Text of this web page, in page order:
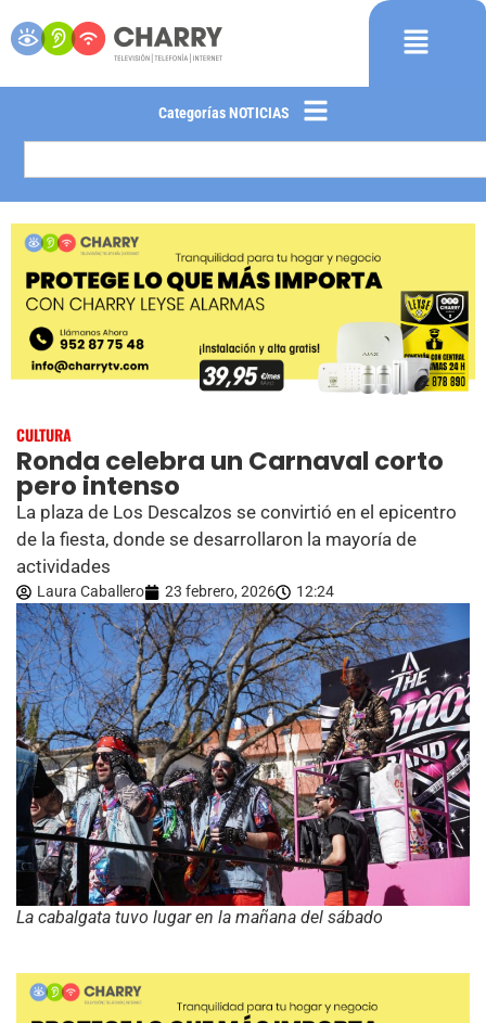
Categorías NOTICIAS
CULTURA
Ronda celebra un Carnaval corto
pero intenso
La plaza de Los Descalzos se convirtió en el epicentro
de la fiesta, donde se desarrollaron la mayoría de
actividades
Laura Caballero 23 febrero, 2026 12:24
La cabalgata tuvo lugar en la mañana del sábado